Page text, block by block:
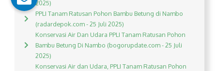
2025)
PPLI Tanam Ratusan Pohon Bambu Betung di Nambo
(radardepok.com - 25 Juli 2025)
Konservasi Air Dan Udara PPLI Tanam Ratusan Pohon
Bambu Betung Di Nambo (bogorupdate.com - 25 Juli
2025)
Konservasi Air dan Udara, PPLI Tanam Ratusan Pohon